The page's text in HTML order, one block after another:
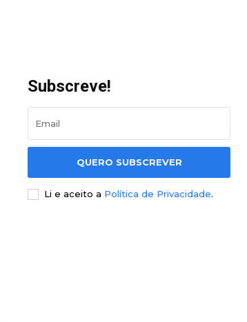
Subscreve!
QUERO SUBSCREVER
Li e aceito a Política de Privacidade.